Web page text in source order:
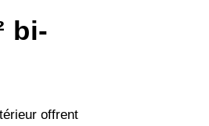
bi-
offrent